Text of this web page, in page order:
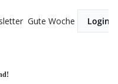
Gute Woche Login